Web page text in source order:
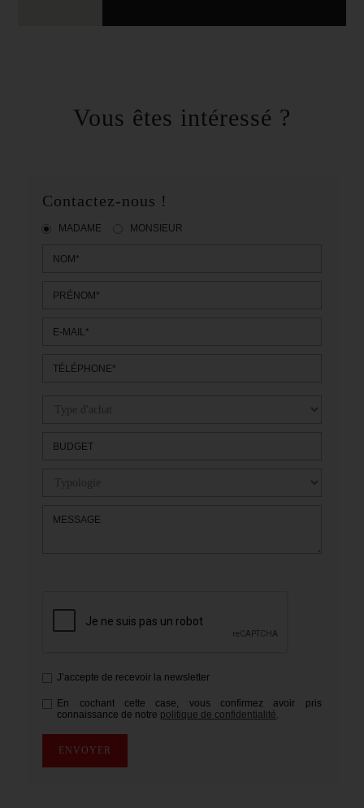
Vous êtes intéressé ?
Contactez-nous !
MADAME MONSIEUR
NOM*
PRÉNOM*
E-MAIL*
TÉLÉPHONE*
BUDGET
MESSAGE
J’accepte de recevoir la newsletter
En cochant cette case, vous confirmez avoir pris
connaissance de notre politique de confidentialité.
ENVOYER